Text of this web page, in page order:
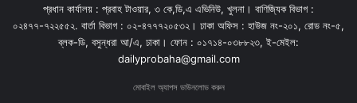
প্রধান কার্যালয় : প্রবাহ টাওয়ার, ৩ কে,ডি,এ এভিনিউ, খুলনা। বাণিজ্যিক বিভাগ :
০২৪৭৭-৭২২৫৫২. বার্তা বিভাগ : ০২-৪৭৭৭২০৫৩২। ঢাকা অফিস : হাউজ নং-২০১, রোড নং-৫,
ব্লক-ডি, বসুন্ধরা আ/এ, ঢাকা। ফোন : ০১৭১৪-০৩৮৮২৩, ই-মেইল:
dailyprobaha@gmail.com
মোবাইল অ্যাপস ডাউনলোড করুন